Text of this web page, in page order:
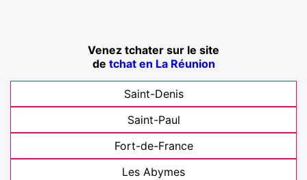
Venez tchater sur le site
de tchat en La Réunion
Saint-Denis
Saint-Paul
Fort-de-France
Les Abymes